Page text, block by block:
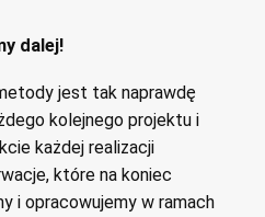
dalej!
jest tak naprawdę
kolejnego projektu i
każdej realizacji
które na koniec
i opracowujemy w ramach